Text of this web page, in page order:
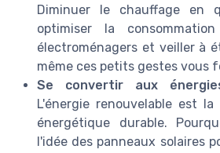
Diminuer le chauffage en
optimiser la
électroménagers et veiller à
même ces petits gestes vous
Se convertir aux
L'énergie renouvelable est
énergétique durable.
l'idée des panneaux solaires